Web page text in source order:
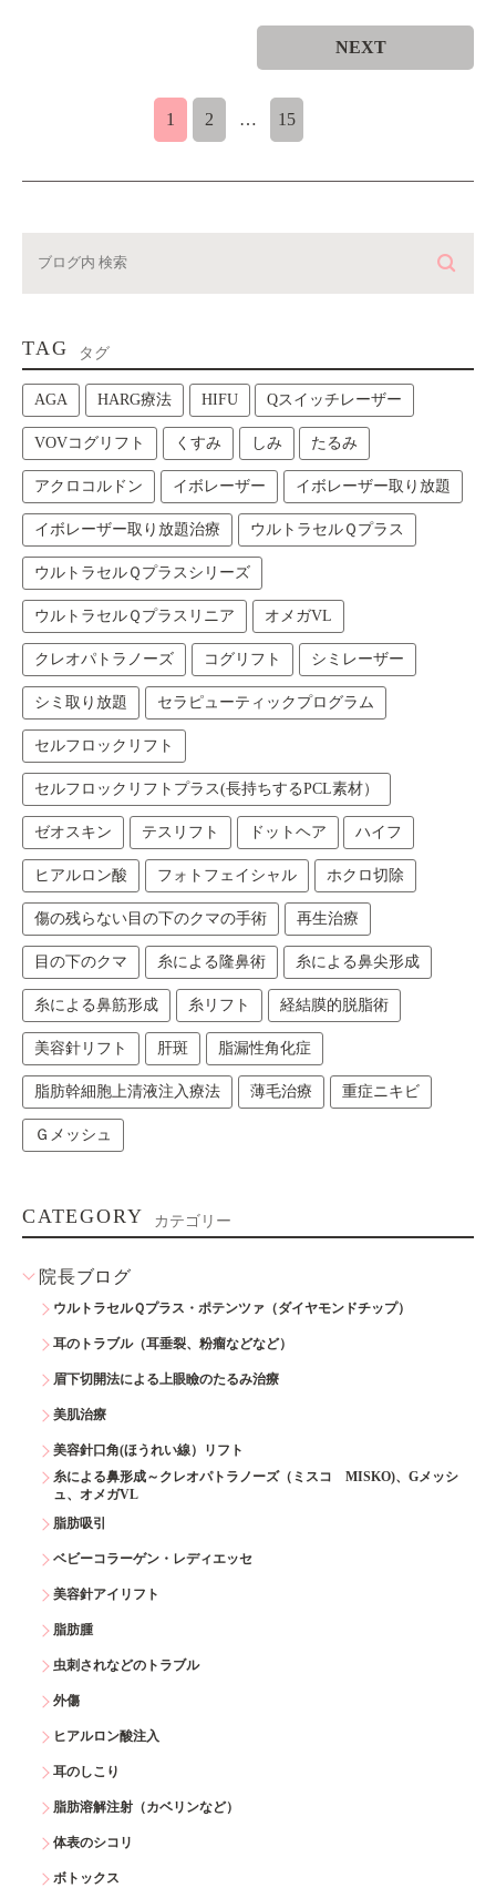
1 2 … 15
NEXT
TAG タグ
AGA HARG療法 HIFU Qスイッチレーザー
VOVコグリフト くすみ しみ たるみ
アクロコルドン イボレーザー イボレーザー取り放題
イボレーザー取り放題治療 ウルトラセルＱプラス
ウルトラセルＱプラスシリーズ
ウルトラセルＱプラスリニア オメガVL
クレオパトラノーズ コグリフト シミレーザー
シミ取り放題 セラピューティックプログラム
セルフロックリフト
セルフロックリフトプラス(長持ちするPCL素材）
ゼオスキン テスリフト ドットヘア ハイフ
ヒアルロン酸 フォトフェイシャル ホクロ切除
傷の残らない目の下のクマの手術 再生治療
目の下のクマ 糸による隆鼻術 糸による鼻尖形成
糸による鼻筋形成 糸リフト 経結膜的脱脂術
美容針リフト 肝斑 脂漏性角化症
脂肪幹細胞上清液注入療法 薄毛治療 重症ニキビ
Ｇメッシュ
CATEGORY カテゴリー
院長ブログ
ウルトラセルＱプラス・ポテンツァ（ダイヤモンドチップ）
耳のトラブル（耳垂裂、粉瘤などなど）
眉下切開法による上眼瞼のたるみ治療
美肌治療
美容針口角(ほうれい線）リフト
糸による鼻形成～クレオパトラノーズ（ミスコ MISKO)、Gメッシ
ュ、オメガVL
脂肪吸引
ベビーコラーゲン・レディエッセ
美容針アイリフト
脂肪腫
虫刺されなどのトラブル
外傷
ヒアルロン酸注入
耳のしこり
脂肪溶解注射（カベリンなど）
体表のシコリ
ボトックス